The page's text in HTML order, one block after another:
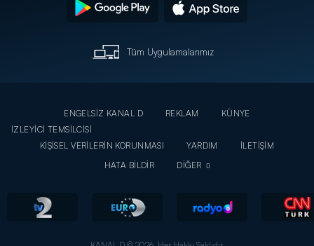
Tüm Uygulamalarımız
ENGELSİZ KANAL D REKLAM
KÜNYE
İZLEYİCİ TEMSİLCİSİ
KİŞİSEL VERİLERİN KORUNMASI
YARDIM
İLETİŞİM
HATA BİLDİR
DİĞER